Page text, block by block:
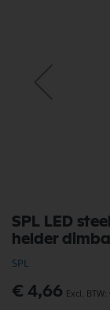
SPL LED
helder
SPL
€ 4,66
naar
het
van
de
afbeeldingen-